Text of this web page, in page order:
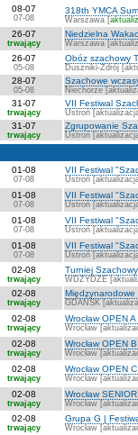
08-07
07-08
318th YMCA
Warszawa [
26-07
trwający
Niedzielna
Warszawa
26-07
05-08
Obóz szachowy
Duszniki-Zdrój
28-07
05-08
Szachowe
Niechorze
31-07
trwający
VII Festiwal
Ustroń
31-07
trwający
Zgrupowanie
Ustroń
01-08
07-08
VII Festiwal
Ustroń
01-08
07-08
VII Festiwal
Ustroń
01-08
07-08
VII Festiwal
Ustroń
01-08
07-08
VII Festiwal
Ustroń
02-08
trwający
Turniej
WDZYDZE
02-08
trwający
Międzynarodowe
GDAŃSK
02-08
trwający
Wrocław OPEN
Wrocław
02-08
trwający
Wrocław OPEN
Wrocław
02-08
trwający
Wrocław OPEN
Wrocław
02-08
trwający
Wrocław
Wrocław
02-08
trwający
Grupa G |
Wrocław